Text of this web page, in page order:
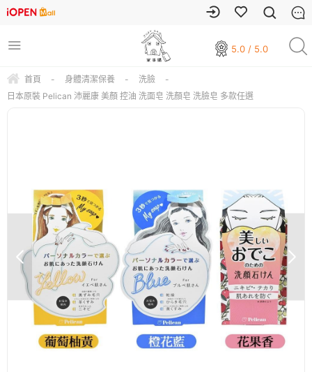
5.0 / 5.0
首頁 - 身體清潔保養 - 洗臉
-
日本原裝 Pelican 沛麗康 美顏 控油 洗面皂 洗顏皂 洗臉皂 多款任選